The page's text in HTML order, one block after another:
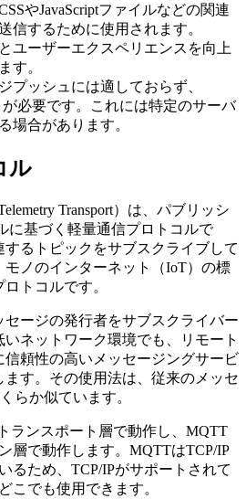
やJavaScriptファイルなどの関連
信するために使用されます。
ユーザーエクスペリエンスを向上
す。
プッシュには適しておらず、
必要です。これには特定のサーバ
場合があります。
ル
Transport）は、パブリッシ
に基づく軽量通信プロトコルで
るトピックをサブスクライブして
モノのインターネット（IoT）の標
トコルです。
セージの発行者をサブスクライバー
ネットワーク環境でも、リモート
頼性の高いメッセージングサービ
ます。その使用法は、従来のメッセ
らか似ています。
ランスポート層で動作し、MQTT
層で動作します。MQTTはTCP/IP
るため、TCP/IPがサポートされて
こでも使用できます。